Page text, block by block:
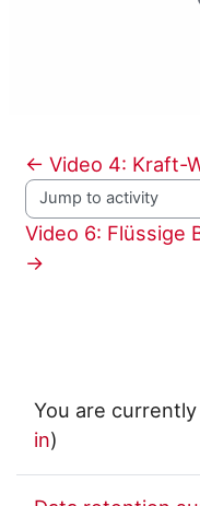
← Video 4: Kraft-
Jump to activity
Video 6: Flüssige
→
You are
in)